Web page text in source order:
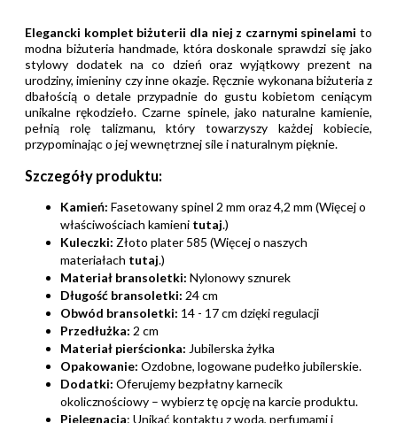
Elegancki komplet biżuterii dla niej z czarnymi spinelami to
modna biżuteria handmade, która doskonale sprawdzi się jako
stylowy dodatek na co dzień oraz wyjątkowy prezent na
urodziny, imieniny czy inne okazje. Ręcznie wykonana biżuteria z
dbałością o detale przypadnie do gustu kobietom ceniącym
unikalne rękodzieło. Czarne spinele, jako naturalne kamienie,
pełnią rolę talizmanu, który towarzyszy każdej kobiecie,
przypominając o jej wewnętrznej sile i naturalnym pięknie.
Szczegóły produktu:
Kamień: Fasetowany spinel 2 mm oraz 4,2 mm (Więcej o
właściwościach kamieni tutaj.)
Kuleczki: Złoto plater 585 (Więcej o naszych
materiałach tutaj.)
Materiał bransoletki: Nylonowy sznurek
Długość bransoletki: 24 cm
Obwód bransoletki: 14 - 17 cm dzięki regulacji
Przedłużka: 2 cm
Materiał pierścionka: Jubilerska żyłka
Opakowanie: Ozdobne, logowane pudełko jubilerskie.
Dodatki: Oferujemy bezpłatny karnecik
okolicznościowy – wybierz tę opcję na karcie produktu.
Pielęgnacja: Unikać kontaktu z wodą, perfumami i